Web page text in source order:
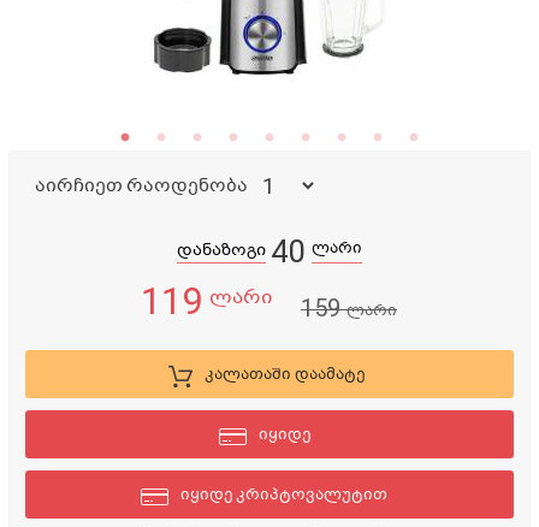
აირჩიეთ რაოდენობა
დანაზოგი 40 ლარი
119 ლარი 159ლარი
კალათაში დაამატე
იყიდე
იყიდე კრიპტოვალუტით